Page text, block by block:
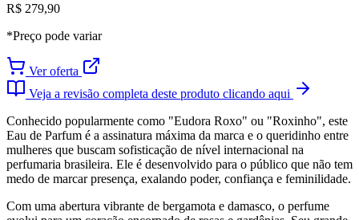
R$ 279,90
*Preço pode variar
Ver oferta
Veja a revisão completa deste produto clicando aqui
Conhecido popularmente como "Eudora Roxo" ou "Roxinho", este
Eau de Parfum é a assinatura máxima da marca e o queridinho entre
mulheres que buscam sofisticação de nível internacional na
perfumaria brasileira. Ele é desenvolvido para o público que não tem
medo de marcar presença, exalando poder, confiança e feminilidade.
Com uma abertura vibrante de bergamota e damasco, o perfume